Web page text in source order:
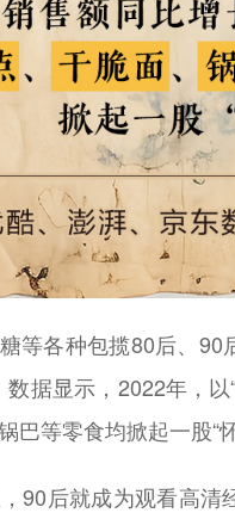
各种包揽80后、90
据显示，2022年，以
等零食均掀起一股“怀
后就成为观看高清